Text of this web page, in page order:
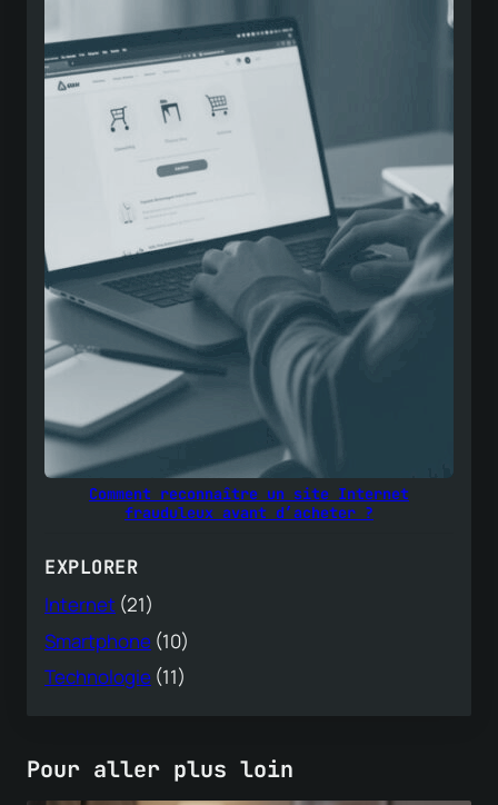
Comment reconnaître un site Internet
frauduleux avant d’acheter ?
EXPLORER
Internet (21)
Smartphone (10)
Technologie (11)
Pour aller plus loin